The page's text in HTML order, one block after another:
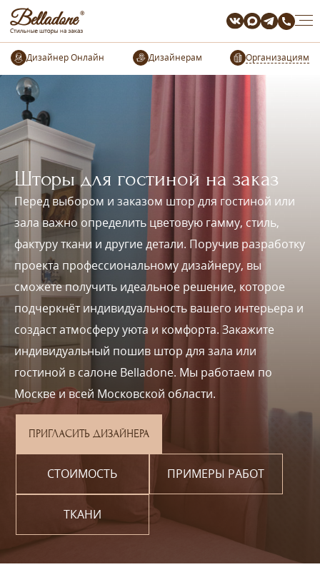
Организациям
Шторы для гостиной на заказ
Перед выбором и заказом штор для гостиной или
зала важно определить цветовую гамму, стиль,
фактуру ткани и другие детали. Поручив разработку
проекта профессиональному дизайнеру, вы
сможете получить идеальное решение, которое
подчеркнёт индивидуальность вашего интерьера и
создаст атмосферу уюта и комфорта. Закажите
индивидуальный пошив штор для зала или
гостиной в салоне Belladone. Мы работаем по
Москве и всей Московской области.
ПРИГЛАСИТЬ ДИЗАЙНЕРА
СТОИМОСТЬ ПРИМЕРЫ РАБОТ
ТКАНИ